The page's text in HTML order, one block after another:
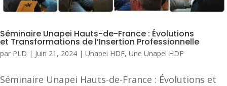
Séminaire Unapei Hauts-de-France : Évolutions
et Transformations de l’Insertion Professionnelle
par PLD | Juin 21, 2024 | Unapei HDF, Une Unapei HDF
Séminaire Unapei Hauts-de-France : Évolutions et